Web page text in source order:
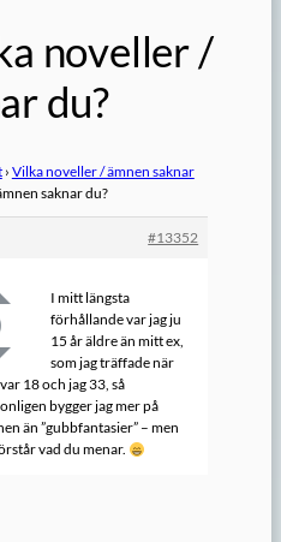
noveller /
du?
› Vilka noveller / ämnen saknar
saknar du?
#13352
I mitt längsta
förhållande var jag ju
15 år äldre än mitt ex,
som jag träffade när
18 och jag 33, så
bygger jag mer på
än ”gubbfantasier” – men
vad du menar.